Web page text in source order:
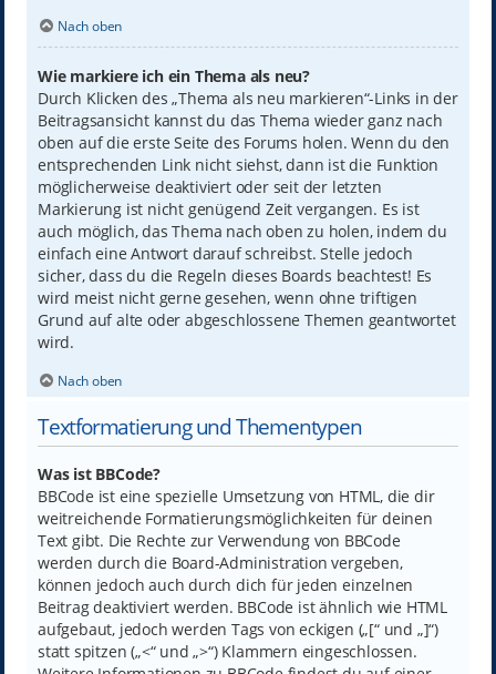
Nach oben
Wie markiere ich ein Thema als neu?
Durch Klicken des „Thema als neu markieren“-Links in der
Beitragsansicht kannst du das Thema wieder ganz nach
oben auf die erste Seite des Forums holen. Wenn du den
entsprechenden Link nicht siehst, dann ist die Funktion
möglicherweise deaktiviert oder seit der letzten
Markierung ist nicht genügend Zeit vergangen. Es ist
auch möglich, das Thema nach oben zu holen, indem du
einfach eine Antwort darauf schreibst. Stelle jedoch
sicher, dass du die Regeln dieses Boards beachtest! Es
wird meist nicht gerne gesehen, wenn ohne triftigen
Grund auf alte oder abgeschlossene Themen geantwortet
wird.
Nach oben
Textformatierung und Thementypen
Was ist BBCode?
BBCode ist eine spezielle Umsetzung von HTML, die dir
weitreichende Formatierungsmöglichkeiten für deinen
Text gibt. Die Rechte zur Verwendung von BBCode
werden durch die Board-Administration vergeben,
können jedoch auch durch dich für jeden einzelnen
Beitrag deaktiviert werden. BBCode ist ähnlich wie HTML
aufgebaut, jedoch werden Tags von eckigen („[“ und „]“)
statt spitzen („<“ und „>“) Klammern eingeschlossen.